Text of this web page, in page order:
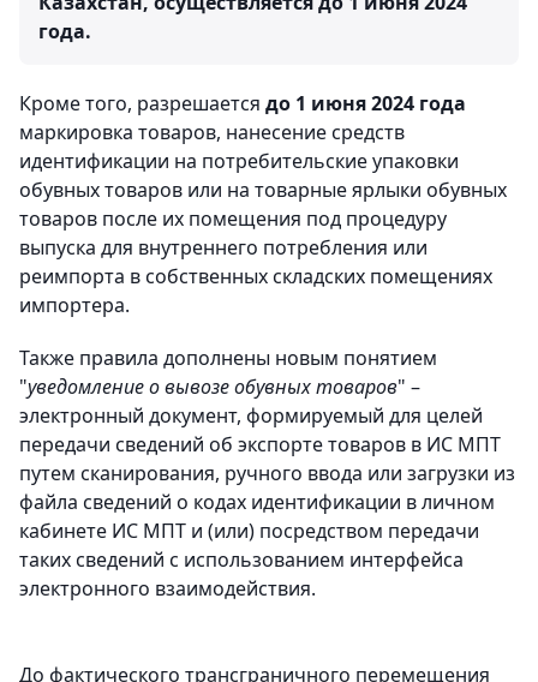
года.
Кроме того, разрешается до 1 июня 2024 года
маркировка товаров, нанесение средств
идентификации на потребительские упаковки
обувных товаров или на товарные ярлыки обувных
товаров после их помещения под процедуру
выпуска для внутреннего потребления или
реимпорта в собственных складских помещениях
импортера.
Также правила дополнены новым понятием
"уведомление о вывозе обувных товаров" –
электронный документ, формируемый для целей
передачи сведений об экспорте товаров в ИС МПТ
путем сканирования, ручного ввода или загрузки из
файла сведений о кодах идентификации в личном
кабинете ИС МПТ и (или) посредством передачи
таких сведений с использованием интерфейса
электронного взаимодействия.
До фактического трансграничного перемещения